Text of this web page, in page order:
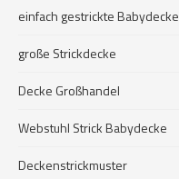
einfach gestrickte Babydecke
große Strickdecke
Decke Großhandel
Webstuhl Strick Babydecke
Deckenstrickmuster